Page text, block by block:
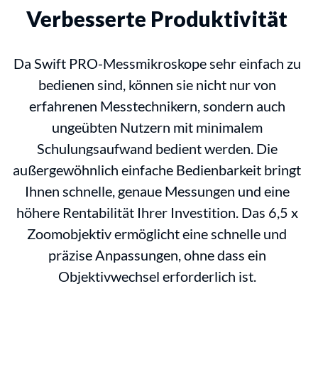
Verbesserte Produktivität
Da Swift PRO-Messmikroskope sehr einfach zu
bedienen sind, können sie nicht nur von
erfahrenen Messtechnikern, sondern auch
ungeübten Nutzern mit minimalem
Schulungsaufwand bedient werden. Die
außergewöhnlich einfache Bedienbarkeit bringt
Ihnen schnelle, genaue Messungen und eine
höhere Rentabilität Ihrer Investition. Das 6,5 x
Zoomobjektiv ermöglicht eine schnelle und
präzise Anpassungen, ohne dass ein
Objektivwechsel erforderlich ist.